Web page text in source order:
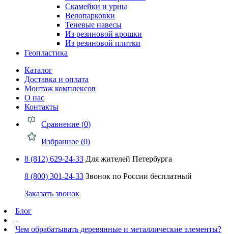
Скамейки и урны
Велопарковки
Теневые навесы
Из резиновой крошки
Из резиновой плитки
Геопластика
Каталог
Доставка и оплата
Монтаж комплексов
О нас
Контакты
Сравнение (0)
Избранное (0)
8 (812) 629-24-33 Для жителей Петербурга
8 (800) 301-24-33 Звонок по России бесплатный
Заказать звонок
Блог
-
Чем обрабатывать деревянные и металлические элементы?